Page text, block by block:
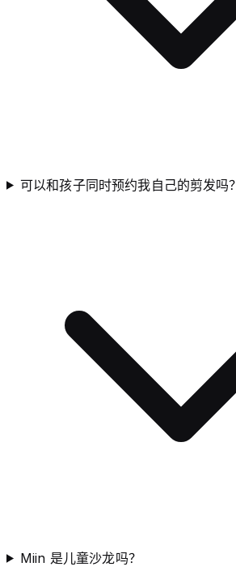
可以和孩子同时预约我自己的剪发吗？
Miin 是儿童沙龙吗？